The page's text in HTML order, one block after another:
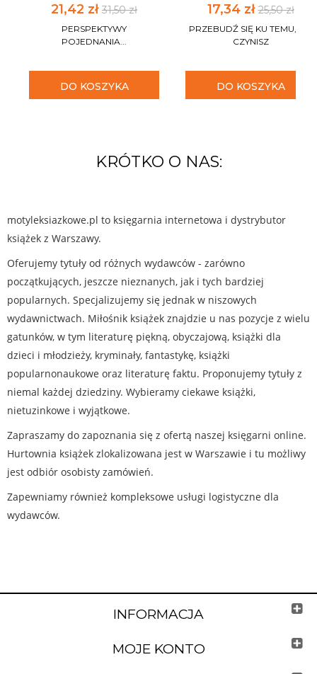
21,42 zł 31,50 zł
PERSPEKTYWY
POJEDNANIA...
DO KOSZYKA
17,34 zł25,50 zł
PRZEBUDŹ SIĘ KU TEMU, CO
CZYNISZ
DO KOSZYKA
KRÓTKO O NAS:
motyleksiazkowe.pl to księgarnia internetowa i dystrybutor
książek z Warszawy.
Oferujemy tytuły od różnych wydawców - zarówno
początkujących, jeszcze nieznanych, jak i tych bardziej
popularnych. Specjalizujemy się jednak w niszowych
wydawnictwach. Miłośnik książek znajdzie u nas pozycje z wielu
gatunków, w tym literaturę piękną, obyczajową, książki dla
dzieci i młodzieży, kryminały, fantastykę, książki
popularnonaukowe oraz literaturę faktu. Proponujemy tytuły z
niemal każdej dziedziny. Wybieramy ciekawe książki,
nietuzinkowe i wyjątkowe.
Zapraszamy do zapoznania się z ofertą naszej księgarni online.
Hurtownia książek zlokalizowana jest w Warszawie i tu możliwy
jest odbiór osobisty zamówień.
Zapewniamy również kompleksowe usługi logistyczne dla
wydawców.
INFORMACJA
MOJE KONTO